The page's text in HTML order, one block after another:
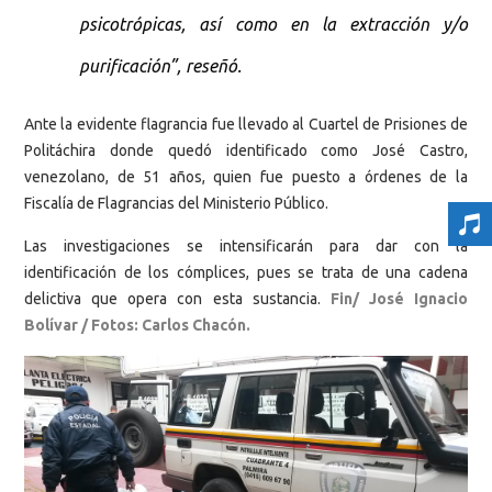
psicotrópicas, así como en la extracción y/o
purificación”, reseñó.
Ante la evidente flagrancia fue llevado al Cuartel de Prisiones de
Politáchira donde quedó identificado como José Castro,
venezolano, de 51 años, quien fue puesto a órdenes de la
Fiscalía de Flagrancias del Ministerio Público.
Las investigaciones se intensificarán para dar con la
identificación de los cómplices, pues se trata de una cadena
delictiva que opera con esta sustancia. Fin/ José Ignacio
Bolívar / Fotos: Carlos Chacón.